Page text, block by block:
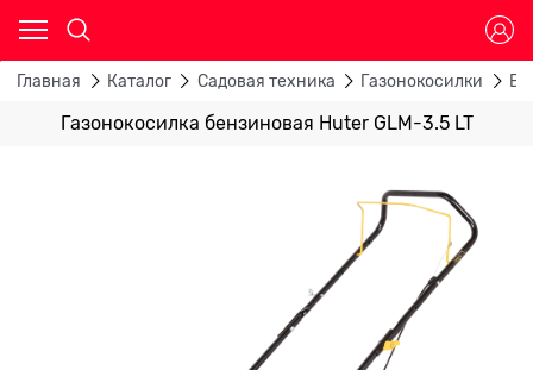
Главная Каталог Садовая техника Газонокосилки
Газонокосилка бензиновая Huter GLM-3.5 LT